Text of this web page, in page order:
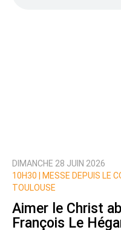
DIMANCHE 28 JUIN 2026
10H30 |
MESSE DEPUIS LE
TOULOUSE
Aimer le Christ
François Le